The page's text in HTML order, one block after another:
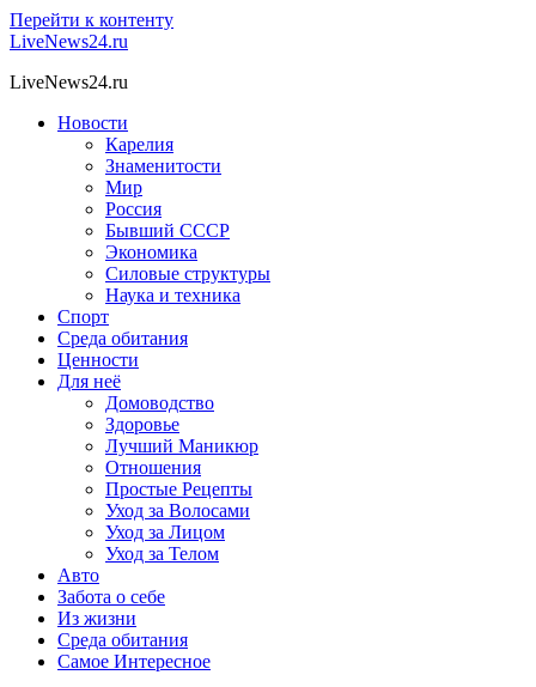
Перейти к контенту
LiveNews24.ru
LiveNews24.ru
Новости
Карелия
Знаменитости
Мир
Россия
Бывший СССР
Экономика
Силовые структуры
Наука и техника
Спорт
Среда обитания
Ценности
Для неё
Домоводство
Здоровье
Лучший Маникюр
Отношения
Простые Рецепты
Уход за Волосами
Уход за Лицом
Уход за Телом
Авто
Забота о себе
Из жизни
Среда обитания
Самое Интересное